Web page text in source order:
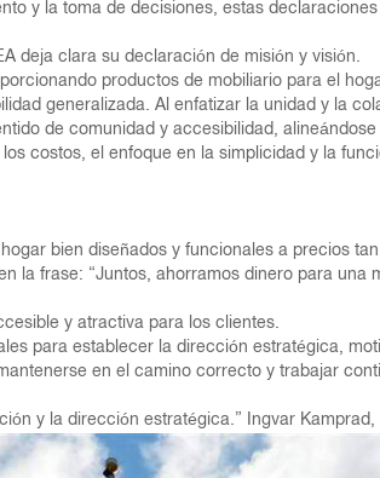
y la toma de decisiones, estas
deja clara su declaración de misión y visión.
productos de mobiliario para el
generalizada. Al enfatizar la unidad y la
de comunidad y accesibilidad,
costos, el enfoque en la simplicidad y la
bien diseñados y funcionales a precios
la frase: “Juntos, ahorramos dinero para una
y atractiva para los clientes.
para establecer la dirección estratégica,
en el camino correcto y trabajar
y la dirección estratégica.” Ingvar Kamprad,